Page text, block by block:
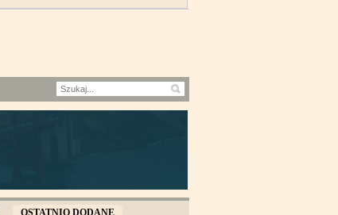
OSTATNIO DODANE